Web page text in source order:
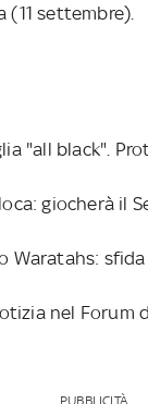
(11 settembre).
"all black".
giocherà il
Waratahs:
nel Forum
PUBBLICITÀ